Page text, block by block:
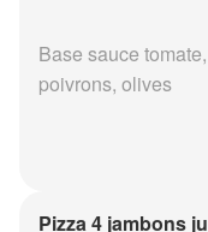
Base sauce
poivrons, olives
Pizza 4 jambons